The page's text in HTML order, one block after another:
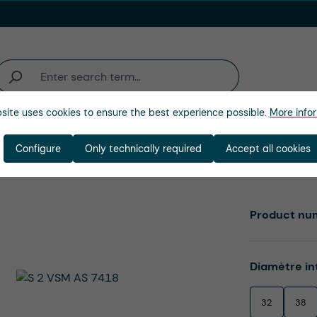
Entreprise
Select
Diamètre
32 38
Product
uses cookies to ensure the best experience possible. More
Only technically required
Configure Accept all cookies